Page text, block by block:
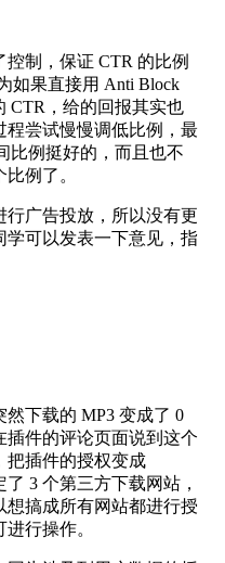
制，保证 CTR 的比例
如果直接用 Anti Block
CTR，给的回报其实也
程尝试慢慢调低比例，最
比例挺好的，而且也不
例了。
行广告投放，所以没有更
学可以发表一下意见，指
下载的 MP3 变成了 0
件的评论页面说到这个
把插件的授权变成
3 个第三方下载网站，
想搞成所有网站都进行授
行操作。